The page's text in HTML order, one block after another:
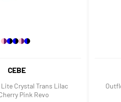
CEBE
Crystal Trans Lilac
Pink Revo